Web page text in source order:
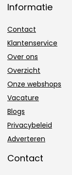
Informatie
Contact
Klantenservice
Over ons
Overzicht
Onze webshops
Vacature
Blogs
Privacybeleid
Adverteren
Contact